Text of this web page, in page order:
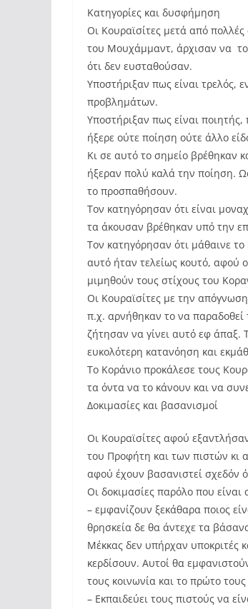
Κατηγορίες και δυσφήμηση
Οι Κουραϊσίτες μετά από
του Μουχάμμαντ, άρχισαν να του
ότι δεν ευσταθούσαν.
Υποστήριξαν πως είναι τρελός,
προβλημάτων.
Υποστήριξαν πως είναι
ήξερε ούτε ποίηση ούτε άλλο
Κι σε αυτό το σημείο βρέθηκαν
ήξεραν πολύ καλά την ποίηση.
το προσπαθήσουν.
Τον κατηγόρησαν ότι είναι
τα άκουσαν βρέθηκαν υπό την
Τον κατηγόρησαν ότι μάθαινε
αυτό ήταν τελείως κουτό, αφού
μιμηθούν τους στίχους του
Οι Κουραϊσίτες με την
π.χ. αρνήθηκαν το να παραδοθεί
ζήτησαν να γίνει αυτό εφ άπαξ.
ευκολότερη κατανόηση και
Το Κοράνιο προκάλεσε τους
τα όντα να το κάνουν και να
Δοκιμασίες και βασανισμοί
Οι Κουραϊσίτες αφού
του Προφήτη και των πιστών κι
αφού έχουν βασανιστεί σχεδόν
Οι δοκιμασίες παρόλο που
– εμφανίζουν ξεκάθαρα ποιος
θρησκεία δε θα άντεχε τα
Μέκκας δεν υπήρχαν υποκριτές
κερδίσουν. Αυτοί θα
τους κοινωνία και το πρώτο τους
– Εκπαιδεύει τους πιστούς να